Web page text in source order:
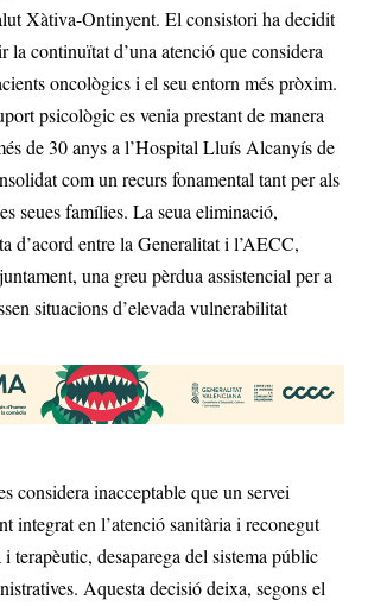
Xàtiva-Ontinyent. El consistori ha decidit
la continuïtat d’una atenció que considera
oncològics i el seu entorn més pròxim.
psicològic es venia prestant de manera
de 30 anys a l’Hospital Lluís Alcanyís de
com un recurs fonamental tant per als
seues famílies. La seua eliminació,
d’acord entre la Generalitat i l’AECC,
una greu pèrdua assistencial per a
situacions d’elevada vulnerabilitat
considera inacceptable que un servei
integrat en l’atenció sanitària i reconegut
terapèutic, desaparega del sistema públic
Aquesta decisió deixa, segons el